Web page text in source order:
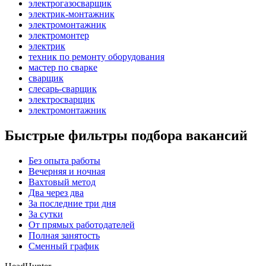
электрогазосварщик
электрик-монтажник
электромонтажник
электромонтер
электрик
техник по ремонту оборудования
мастер по сварке
сварщик
слесарь-сварщик
электросварщик
электромонтажник
Быстрые фильтры подбора вакансий
Без опыта работы
Вечерняя и ночная
Вахтовый метод
Два через два
За последние три дня
За сутки
От прямых работодателей
Полная занятость
Сменный график